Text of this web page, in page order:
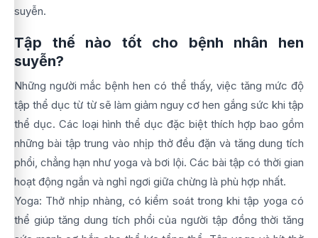
suyễn.
Tập thế nào tốt cho bệnh nhân hen
suyễn?
Những người mắc bệnh hen có thể thấy, việc tăng mức độ
tập thể dục từ từ sẽ làm giảm nguy cơ hen gắng sức khi tập
thể dục. Các loại hình thể dục đặc biệt thích hợp bao gồm
những bài tập trung vào nhịp thở đều đặn và tăng dung tích
phổi, chẳng hạn như yoga và bơi lội. Các bài tập có thời gian
hoạt động ngắn và nghỉ ngơi giữa chừng là phù hợp nhất.
Yoga: Thở nhịp nhàng, có kiểm soát trong khi tập yoga có
thể giúp tăng dung tích phổi của người tập đồng thời tăng